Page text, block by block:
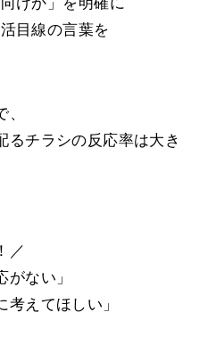
けか」を明確に
目線の言葉を
るチラシの反応率は大き
／
がない」
考えてほしい」